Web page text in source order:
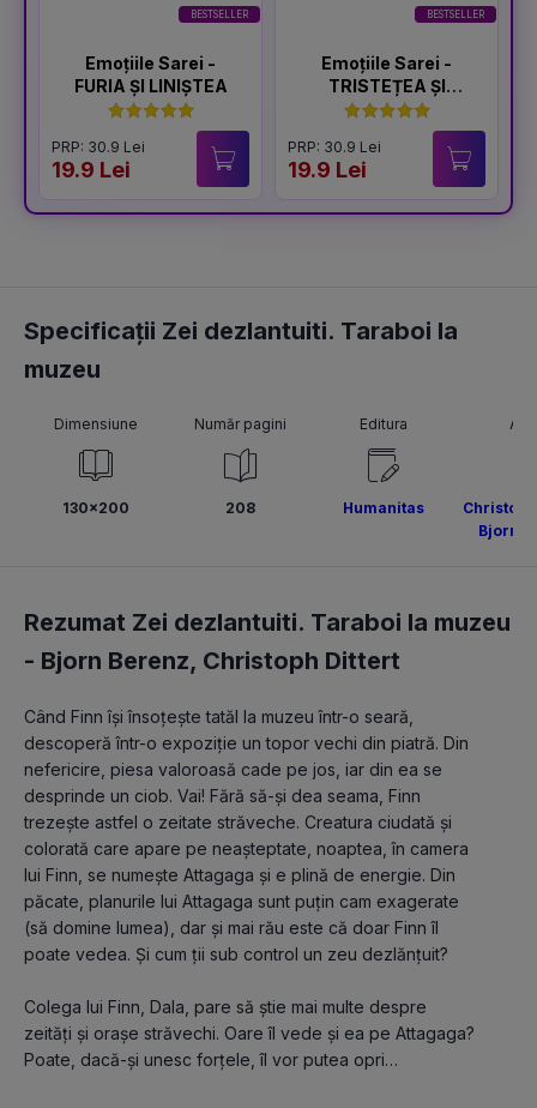
BESTSELLER
Emoțiile Sarei -
FURIA ȘI LINIȘTEA
PRP: 30.9 Lei
19.9 Lei
BESTSELLER
Emoțiile Sarei -
TRISTEȚEA ȘI
BUCURIA
PRP: 30.9 Lei
19.9 Lei
Specificații Zei dezlantuiti. Taraboi la
muzeu
Dimensiune
130x200
Număr pagini
208
Editura
Humanitas
Bjorn
Rezumat Zei dezlantuiti. Taraboi la muzeu
- Bjorn Berenz, Christoph Dittert
Când Finn își însoțește tatăl la muzeu într-o seară,
descoperă într-o expoziție un topor vechi din piatră. Din
nefericire, piesa valoroasă cade pe jos, iar din ea se
desprinde un ciob. Vai! Fără să-și dea seama, Finn
trezește astfel o zeitate străveche. Creatura ciudată și
colorată care apare pe neașteptate, noaptea, în camera
lui Finn, se numește Attagaga și e plină de energie. Din
păcate, planurile lui Attagaga sunt puțin cam exagerate
(să domine lumea), dar și mai rău este că doar Finn îl
poate vedea. Și cum ții sub control un zeu dezlănțuit?
Colega lui Finn, Dala, pare să știe mai multe despre
zeități și orașe străvechi. Oare îl vede și ea pe Attagaga?
Poate, dacă-și unesc forțele, îl vor putea opri…